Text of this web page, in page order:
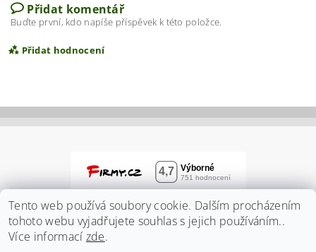
Přidat komentář
Buďte první, kdo napíše příspěvek k této položce.
Přidat hodnocení
Tento web používá soubory cookie. Dalším procházením
tohoto webu vyjadřujete souhlas s jejich používáním..
Více informací zde.